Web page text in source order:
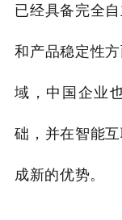
已经具备完全
和产品稳定性
域，中国企业
础，并在智能
成新的优势。